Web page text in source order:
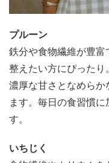
プルーン
鉄分や食物繊維が豊
整えたい方にぴったり。
濃厚な甘さとなめらか
ます。毎日の食習慣
す。
いちじく